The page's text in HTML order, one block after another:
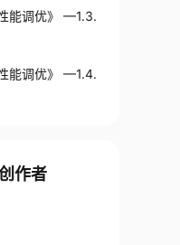
优》 —1.3.
优》 —1.4.
作者